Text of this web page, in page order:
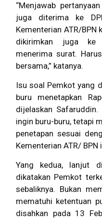
“Menjawab
juga diterima ke
Kementerian ATR/BPN
dikirimkan juga ke
menerima surat.
bersama,” katanya.
Isu soal Pemkot yang
buru menetapkan
dijelaskan Safaruddin.
ingin buru-buru, tetapi
penetapan sesuai
Kementerian ATR/ BPN
Yang kedua, lanjut
dikatakan Pemkot
sebaliknya. Bukan
mematuhi ketentuan
disahkan pada 13